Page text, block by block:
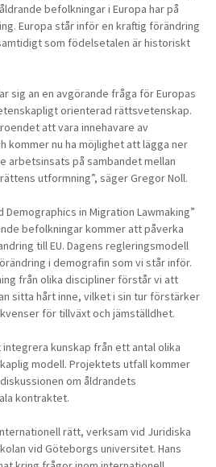
befolkningar i Europa har på
Europa står inför en kraftig förändring
som födelsetalen är historiskt
sig an en avgörande fråga för Europas
orienterad rättsvetenskap.
att vara innehavare av
kommer nu ha möjlighet att lägga ner
arbetsinsats på sambandet mellan
utformning”, säger Gregor Noll.
in Migration Lawmaking”
befolkningar kommer att påverka
till EU. Dagens regleringsmodell
i demografin som vi står inför.
från olika discipliner förstår vi att
sitta hårt inne, vilket i sin tur förstärker
för tillväxt och jämställdhet.
kunskap från ett antal olika
modell. Projektets utfall kommer
om åldrandets
kontraktet.
rätt, verksam vid Juridiska
vid Göteborgs universitet. Hans